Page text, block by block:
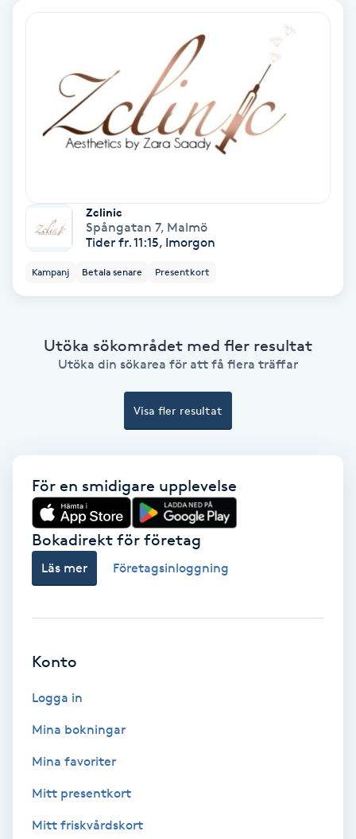
Ansiktsbehandling djuprengörande
Babylights
Balayage
Barber
Blowout
Brynfärgning
Brynplockning
Bröllopsuppsättning
Color correction
Cryoterapi
Damklippning
Zclinic
Spångatan 7, Malmö
Tider fr. 11:15, Imorgon
Kampanj Betala senare Presentkort
Utöka sökområdet med fler resultat
Utöka din sökarea för att få flera träffar
Visa fler resultat
För en smidigare upplevelse
Bokadirekt för företag
Läs mer Företagsinloggning
Konto
Logga in
Mina bokningar
Mina favoriter
Mitt presentkort
Mitt friskvårdskort